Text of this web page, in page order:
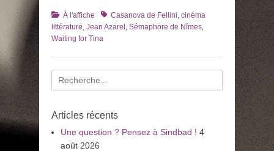
Catégories
À l'affiche TagsCasanova de Fellini, cinéma
littérature, Jean Azarel, Sémaphore de Nîmes,
Waiting for Tina
Recherche
pour
Articles récents
Une question ? Pensez à Sindbad ! 4
août 2026